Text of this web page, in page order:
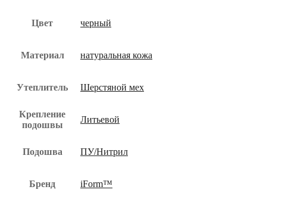
Цвет черный
Материал натуральная кожа
Утеплитель Шерстяной мех
Крепление
подошвы
Литьевой
Подошва ПУ/Нитрил
Бренд iForm™